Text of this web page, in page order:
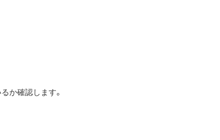
か確認します。